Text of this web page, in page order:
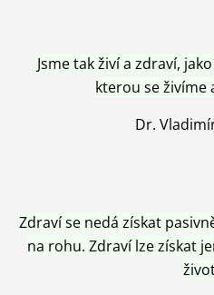
Jsme tak živí a zdraví,
kterou se živíme
Dr.
Zdraví se nedá získat
na rohu. Zdraví lze získat